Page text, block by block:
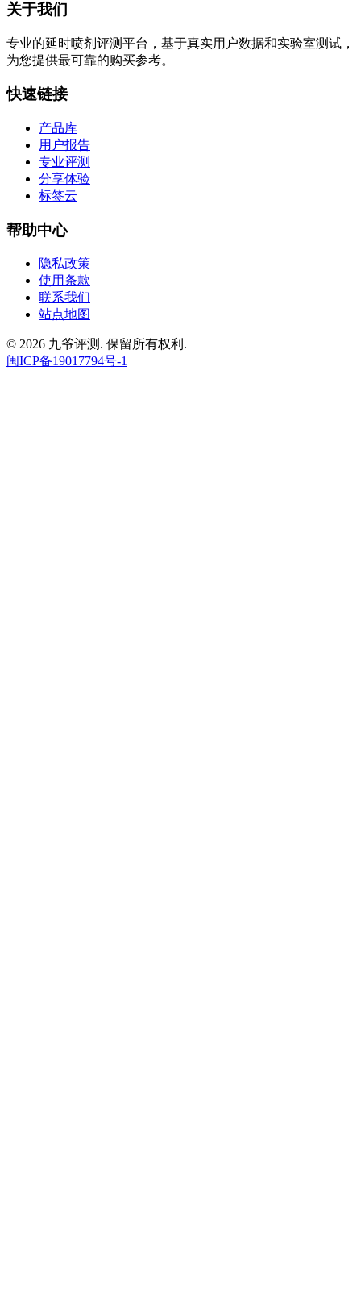
关于我们
专业的延时喷剂评测平台，基于真实用户数据和实验室测试，
为您提供最可靠的购买参考。
快速链接
产品库
用户报告
专业评测
分享体验
标签云
帮助中心
隐私政策
使用条款
联系我们
站点地图
© 2026 九爷评测. 保留所有权利.
闽ICP备19017794号-1